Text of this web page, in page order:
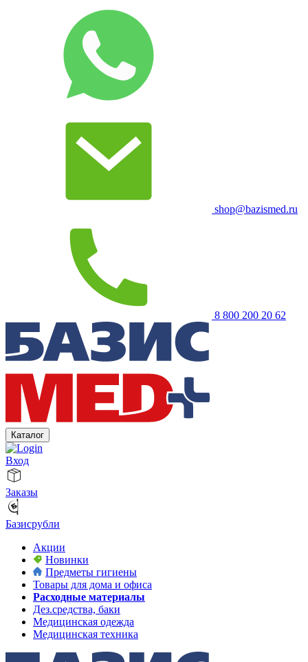
shop@bazismed.ru
8 800 200 20 62
Каталог
Вход
Заказы
Базисрубли
Акции
Новинки
Предметы гигиены
Товары для дома и офиса
Расходные материалы
Дез.средства, баки
Медицинская одежда
Медицинская техника